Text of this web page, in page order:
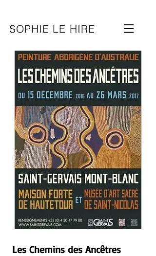
SOPHIE LE HIRE
Les Chemins des Ancêtres